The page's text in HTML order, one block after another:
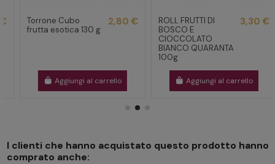
Torrone Cubo
frutta esotica 130 g
2,80 €
Aggiungi al carrello
ROLL FRUTTI DI
BOSCO E
CIOCCOLATO
BIANCO QUARANTA
100g
3,30 €
Aggiungi al carrello
I clienti che hanno acquistato questo prodotto hanno
comprato anche: